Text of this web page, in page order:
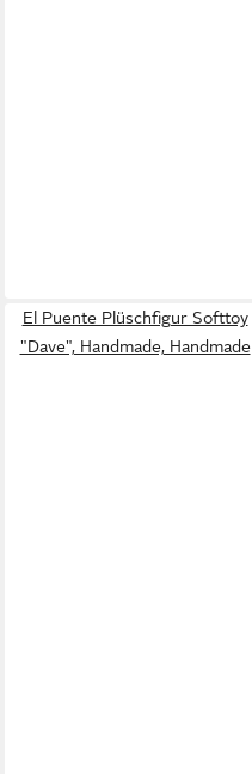
El Puente Plüschfigur Softtoy
"Dave", Handmade, Handmade